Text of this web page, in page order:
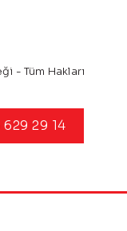
- Tüm Hakları
629 29 14